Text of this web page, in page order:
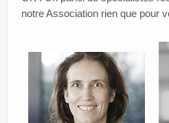
notre Association rien que pour